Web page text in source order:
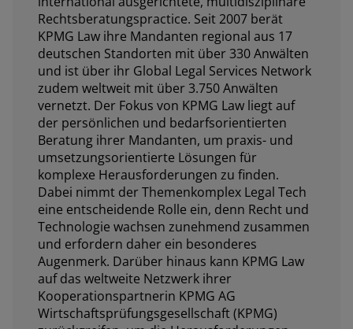
Rechtsberatungspractice. Seit 2007 berät
KPMG Law ihre Mandanten regional aus 17
deutschen Standorten mit über 330 Anwälten
und ist über ihr Global Legal Services Network
zudem weltweit mit über 3.750 Anwälten
vernetzt. Der Fokus von KPMG Law liegt auf
der persönlichen und bedarfsorientierten
Beratung ihrer Mandanten, um praxis- und
umsetzungsorientierte Lösungen für
komplexe Herausforderungen zu finden.
Dabei nimmt der Themenkomplex Legal Tech
eine entscheidende Rolle ein, denn Recht und
Technologie wachsen zunehmend zusammen
und erfordern daher ein besonderes
Augenmerk. Darüber hinaus kann KPMG Law
auf das weltweite Netzwerk ihrer
Kooperationspartnerin KPMG AG
Wirtschaftsprüfungsgesellschaft (KPMG)